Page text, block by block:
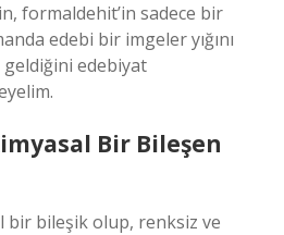
formaldehit’in sadece bir
edebi bir imgeler yığını
edebiyat
Bir Bileşen
bir bileşik olup, renksiz ve